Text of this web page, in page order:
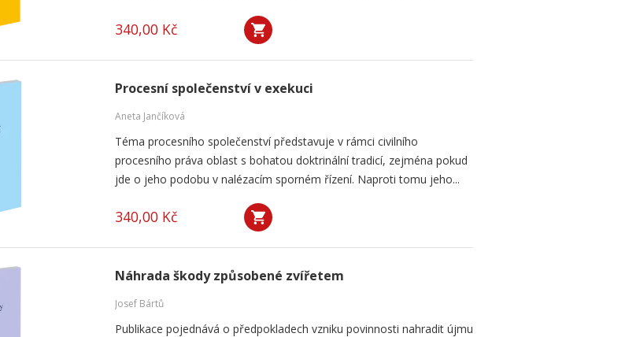
340,00 Kč
Procesní společenství v exekuci
Aneta Jančíková
Téma procesního společenství představuje v rámci civilního
procesního práva oblast s bohatou doktrinální tradicí, zejména pokud
jde o jeho podobu v nalézacím sporném řízení. Naproti tomu jeho...
340,00 Kč
Náhrada škody způsobené zvířetem
Josef Bártů
Publikace pojednává o předpokladech vzniku povinnosti nahradit újmu